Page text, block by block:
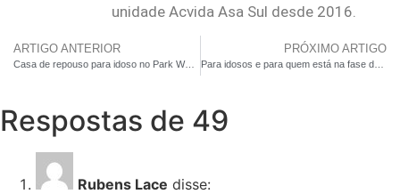
unidade Acvida Asa Sul desde 2016.
ARTIGO ANTERIOR
Casa de repouso para idoso no Park Way: o melhor custo/benefício de Brasília-DF
PRÓXIMO ARTIGO
Para idosos e para quem está na fase do enta (40, 50, 60, 70, 80, 90): cuide-se antes do envelhecimento (ou durante)! Feliz Ano Novo!!
Respostas de 49
Rubens Lace disse: